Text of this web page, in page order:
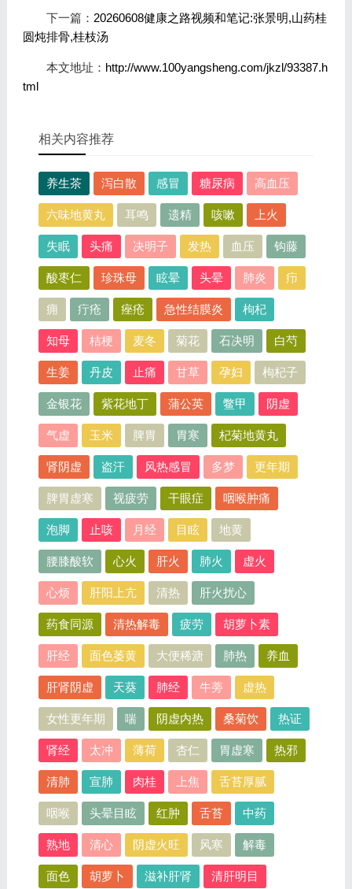
下一篇： 20260608健康之路视频和笔记:张景明,山药桂
圆炖排骨,桂枝汤
本文地址： http://www.100yangsheng.com/jkzl/93387.h
tml
相关内容推荐
养生茶 泻白散 感冒 糖尿病 高血压
六味地黄丸 耳鸣 遗精 咳嗽 上火
失眠 头痛 决明子 发热 血压 钩藤
酸枣仁 珍珠母 眩晕 头晕 肺炎 疖
痈 疔疮 痤疮 急性结膜炎 枸杞
知母 桔梗 麦冬 菊花 石决明 白芍
生姜 丹皮 止痛 甘草 孕妇 枸杞子
金银花 紫花地丁 蒲公英 鳖甲 阴虚
气虚 玉米 脾胃 胃寒 杞菊地黄丸
肾阴虚 盗汗 风热感冒 多梦 更年期
脾胃虚寒 视疲劳 干眼症 咽喉肿痛
泡脚 止咳 月经 目眩 地黄
腰膝酸软 心火 肝火 肺火 虚火
心烦 肝阳上亢 清热 肝火扰心
药食同源 清热解毒 疲劳 胡萝卜素
肝经 面色萎黄 大便稀溏 肺热 养血
肝肾阴虚 天葵 肺经 牛蒡 虚热
女性更年期 喘 阴虚内热 桑菊饮 热证
肾经 太冲 薄荷 杏仁 胃虚寒 热邪
清肺 宣肺 肉桂 上焦 舌苔厚腻
咽喉 头晕目眩 红肿 舌苔 中药
熟地 清心 阴虚火旺 风寒 解毒
面色 胡萝卜 滋补肝肾 清肝明目